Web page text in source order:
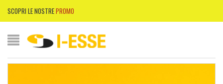
SCOPRI LE NOSTREPROMO